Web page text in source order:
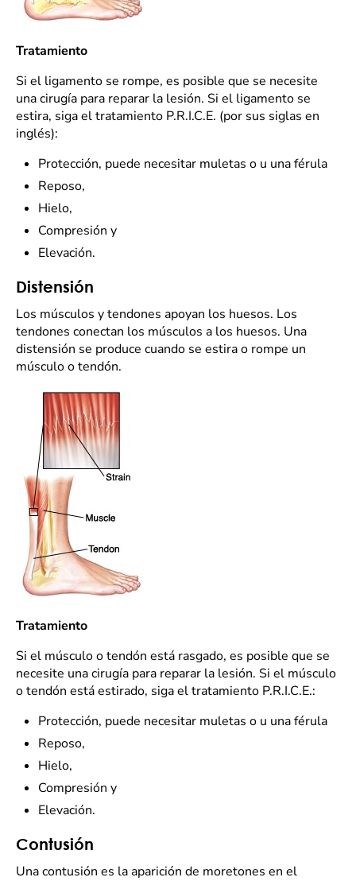
Tratamiento
Si el ligamento se rompe, es posible que se necesite
una cirugía para reparar la lesión. Si el ligamento se
estira, siga el tratamiento P.R.I.C.E. (por sus siglas en
inglés):
Protección, puede necesitar muletas o u una férula
Reposo,
Hielo,
Compresión y
Elevación.
Distensión
Los músculos y tendones apoyan los huesos. Los
tendones conectan los músculos a los huesos. Una
distensión se produce cuando se estira o rompe un
músculo o tendón.
Tratamiento
Si el músculo o tendón está rasgado, es posible que se
necesite una cirugía para reparar la lesión. Si el músculo
o tendón está estirado, siga el tratamiento P.R.I.C.E.:
Protección, puede necesitar muletas o u una férula
Reposo,
Hielo,
Compresión y
Elevación.
Contusión
Una contusión es la aparición de moretones en el